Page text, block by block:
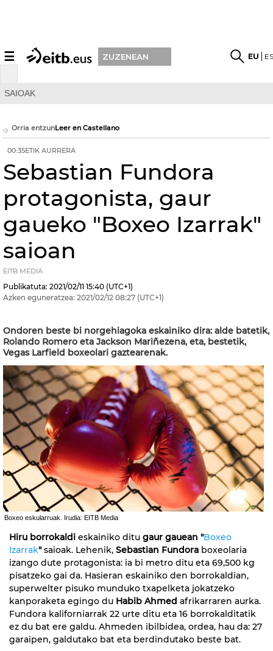
☰ ZUZENEAN EU
SAIOAK
Orria entzunLeer en Castellano
00:35ETIK AURRERA
Sebastian Fundora
protagonista, gaur
gaueko "Boxeo Izarrak"
saioan
EITB MEDIA
Publikatuta: 2021/02/11 15:40 (UTC+1)
Azken eguneratzea: 2021/02/12 08:27 (UTC+1)
Ondoren beste bi norgehiagoka eskainiko dira: alde batetik,
Rolando Romero eta Jackson Mariñezena, eta, bestetik,
Vegas Larfield boxeolari gaztearenak.
Boxeo eskularruak. Irudia: EITB Media
Hiru borrokaldi eskainiko ditu gaur gauean "Boxeo
Izarrak"saioak. Lehenik, Sebastian Fundora boxeolaria
izango dute protagonista: ia bi metro ditu eta 69,500 kg
pisatzeko gai da. Hasieran eskainiko den borrokaldian,
superwelter pisuko munduko txapelketa jokatzeko
kanporaketa egingo du Habib Ahmed afrikarraren aurka.
Fundora kaliforniarrak 22 urte ditu eta 16 borrokalditatik
ez du bat ere galdu. Ahmeden ibilbidea, ordea, hau da: 27
garaipen, galdutako bat eta berdindutako beste bat.